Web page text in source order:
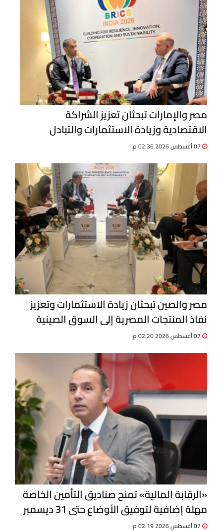
مصر والإمارات تبحثان تعزيز الشراكة
الاقتصادية وزيادة الاستثمارات والتبادل
التجاري
مصر والصين تبحثان زيادة الاستثمارات وتعزيز
نفاذ المنتجات المصرية إلى السوق الصينية
«الرقابة المالية» تمنح صناديق التأمين الخاصة
مهلة إضافية لتوفيق الأوضاع حتى 31 ديسمبر